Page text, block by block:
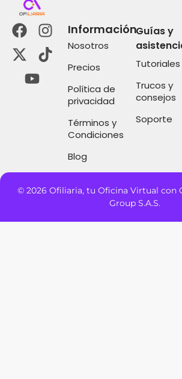
Información
Nosotros
Precios
Política de
privacidad
Términos y
Condiciones
Blog
Guías y
Tutoriales
Trucos y
consejos
Soporte
© 2026 Ofiliaria, tu Oficina Virtual con
Group S.A.S.